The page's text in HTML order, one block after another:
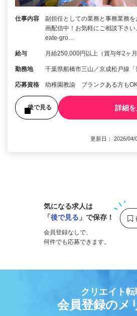
仕事内容
副担任としての業務と事務業務
画配信中！お気軽にご相談下さ
eate-gro…
給与 月給250,000円以上（賞与年2ヶ月
勤務地 千葉県船橋市三山／京成松戸線
応募資格 幼稚園教諭 ブランクある方も
後で見る 詳細
更新日： 2026/
気になる求人は
「後で見る 」で保存！
会員登録なしで、
何件でも応募できます。
クリエイト転
会員登録のメ